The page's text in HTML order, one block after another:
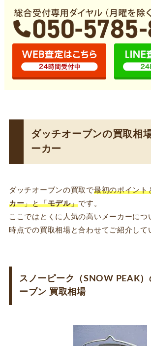
ダッチオーブンの買取相
ーカー
ダッチオーブンの買取で最初のポイント
カー」と「モデル」です。
ここではとくに人気の高いメーカーにつ
時点での買取相場と合わせてご紹介して
スノーピーク（SNOW PEAK）
ーブン 買取相場